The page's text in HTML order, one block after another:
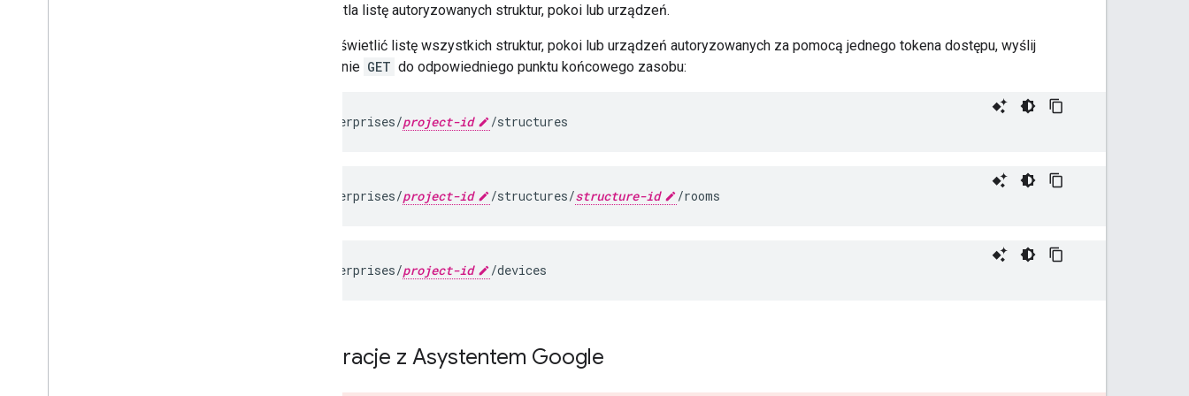
Wyświetla listę autoryzowanych struktur, pokoi lub urządzeń.
Aby wyświetlić listę wszystkich struktur, pokoi lub urządzeń autoryzowanych za pomocą jednego tokena dostępu, wyślij
wywołanie GET do odpowiedniego punktu końcowego zasobu:
GET /enterprises/project-id /structures
GET /enterprises/project-id /structures/structure-id /rooms
GET /enterprises/project-id /devices
Integracje z Asystentem Google